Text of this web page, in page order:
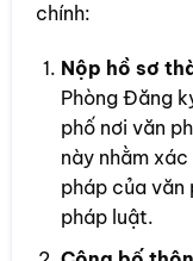
chính:
Nộp hồ sơ
Phòng Đăng
phố nơi văn
này nhằm
pháp của văn
pháp luật.